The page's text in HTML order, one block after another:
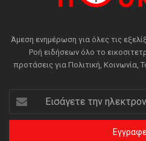
Άμεση ενημέρωση για όλες τις
Ροή ειδήσεων όλο το
προτάσεις για Πολιτική, Κοινωνία,
Εισάγετε
την
ηλεκτρονική